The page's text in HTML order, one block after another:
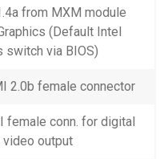
from MXM module
(Default Intel
switch via BIOS)
2.0b female connector
female conn. for digital
output